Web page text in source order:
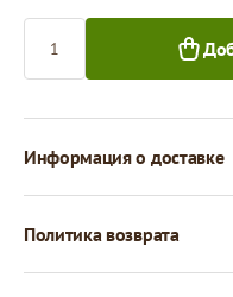
Информация о доставке
Политика возврата